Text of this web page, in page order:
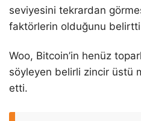
seviyesini tekrardan
faktörlerin olduğunu
​​Woo, Bitcoin’in henüz
söyleyen belirli zincir üstü
etti.